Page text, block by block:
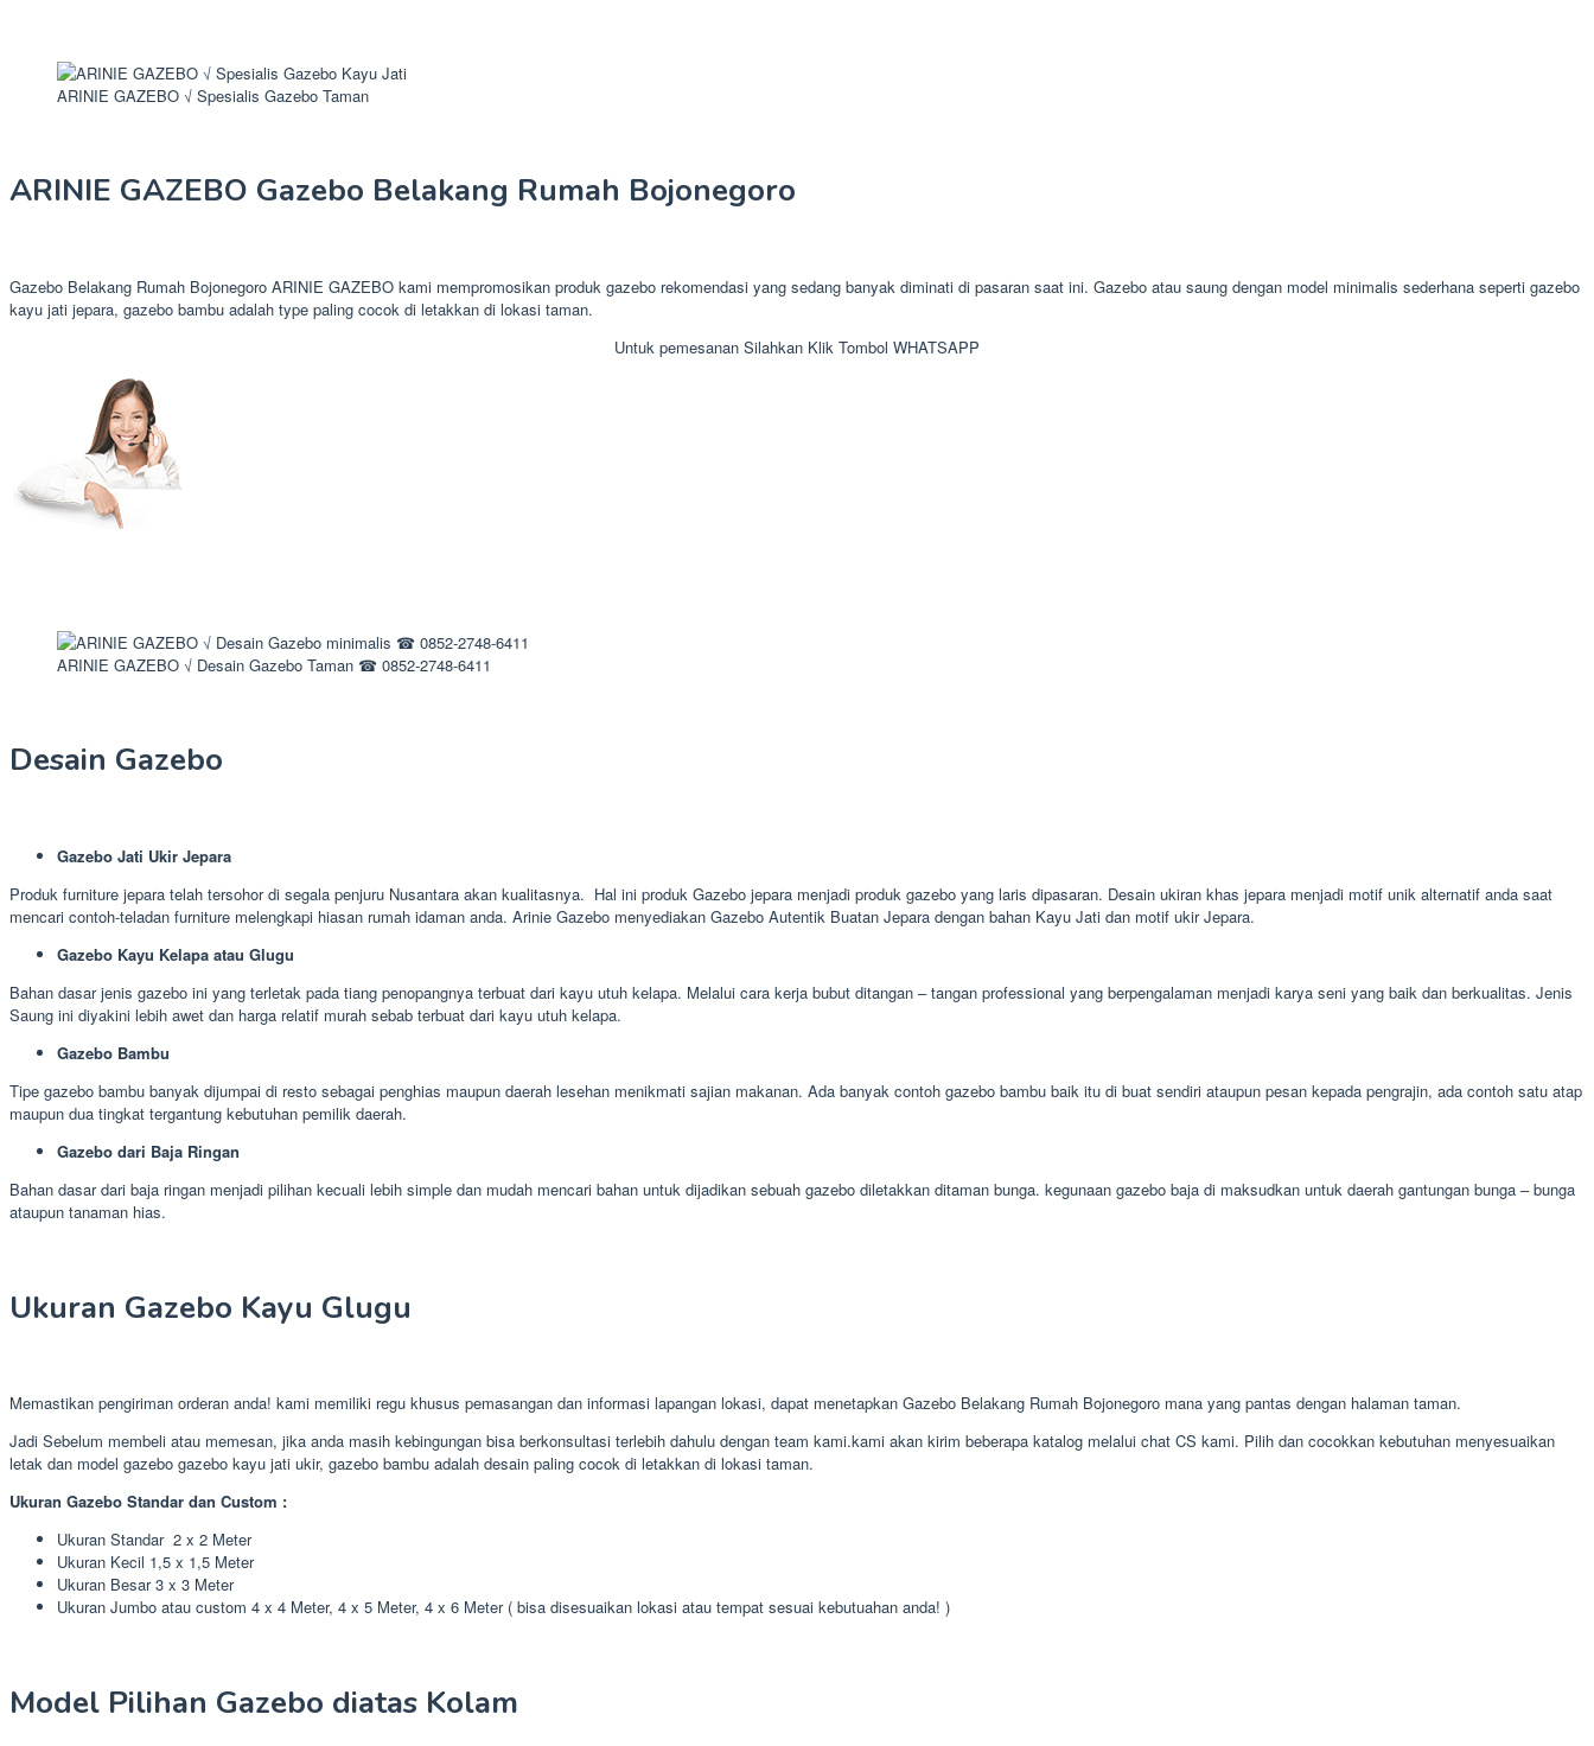
ARINIE GAZEBO √ Spesialis Gazebo Taman
ARINIE GAZEBO Gazebo Belakang Rumah Bojonegoro
Gazebo Belakang Rumah Bojonegoro ARINIE GAZEBO kami mempromosikan produk gazebo rekomendasi yang sedang banyak diminati di pasaran saat ini. Gazebo atau saung dengan model minimalis sederhana seperti gazebo
kayu jati jepara, gazebo bambu adalah type paling cocok di letakkan di lokasi taman.
Untuk pemesanan Silahkan Klik Tombol WHATSAPP
ARINIE GAZEBO √ Desain Gazebo Taman ☎ 0852-2748-6411
Desain Gazebo
Gazebo Jati Ukir Jepara
Produk furniture jepara telah tersohor di segala penjuru Nusantara akan kualitasnya. Hal ini produk Gazebo jepara menjadi produk gazebo yang laris dipasaran. Desain ukiran khas jepara menjadi motif unik alternatif anda saat
mencari contoh-teladan furniture melengkapi hiasan rumah idaman anda. Arinie Gazebo menyediakan Gazebo Autentik Buatan Jepara dengan bahan Kayu Jati dan motif ukir Jepara.
Gazebo Kayu Kelapa atau Glugu
Bahan dasar jenis gazebo ini yang terletak pada tiang penopangnya terbuat dari kayu utuh kelapa. Melalui cara kerja bubut ditangan – tangan professional yang berpengalaman menjadi karya seni yang baik dan berkualitas. Jenis
Saung ini diyakini lebih awet dan harga relatif murah sebab terbuat dari kayu utuh kelapa.
Gazebo Bambu
Tipe gazebo bambu banyak dijumpai di resto sebagai penghias maupun daerah lesehan menikmati sajian makanan. Ada banyak contoh gazebo bambu baik itu di buat sendiri ataupun pesan kepada pengrajin, ada contoh satu atap
maupun dua tingkat tergantung kebutuhan pemilik daerah.
Gazebo dari Baja Ringan
Bahan dasar dari baja ringan menjadi pilihan kecuali lebih simple dan mudah mencari bahan untuk dijadikan sebuah gazebo diletakkan ditaman bunga. kegunaan gazebo baja di maksudkan untuk daerah gantungan bunga – bunga
ataupun tanaman hias.
Ukuran Gazebo Kayu Glugu
Memastikan pengiriman orderan anda! kami memiliki regu khusus pemasangan dan informasi lapangan lokasi, dapat menetapkan Gazebo Belakang Rumah Bojonegoro mana yang pantas dengan halaman taman.
Jadi Sebelum membeli atau memesan, jika anda masih kebingungan bisa berkonsultasi terlebih dahulu dengan team kami.kami akan kirim beberapa katalog melalui chat CS kami. Pilih dan cocokkan kebutuhan menyesuaikan
letak dan model gazebo gazebo kayu jati ukir, gazebo bambu adalah desain paling cocok di letakkan di lokasi taman.
Ukuran Gazebo Standar dan Custom :
Ukuran Standar 2 x 2 Meter
Ukuran Kecil 1,5 x 1,5 Meter
Ukuran Besar 3 x 3 Meter
Ukuran Jumbo atau custom 4 x 4 Meter, 4 x 5 Meter, 4 x 6 Meter ( bisa disesuaikan lokasi atau tempat sesuai kebutuahan anda! )
Model Pilihan Gazebo diatas Kolam